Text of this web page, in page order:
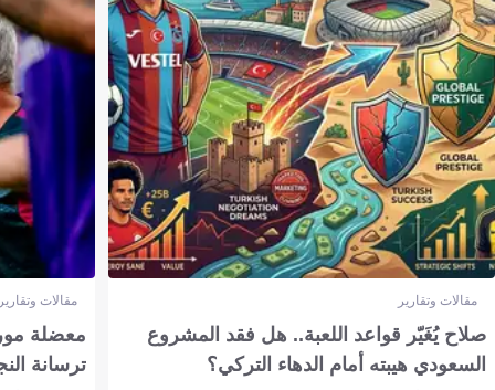
مقالات وتقارير
صلاح يُغَيّر قواعد اللعبة.. هل فقد المشروع
السعودي هيبته أمام الدهاء التركي؟
مقالات
معضلة
ترسانة